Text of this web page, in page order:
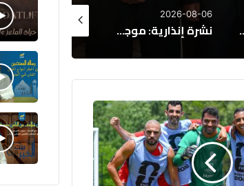
قانون مالية 2027
2026-08-06
نشرة إنذارية: موجة حر تصل إلى 47 درجة وزخات رعدية بعدد من مناطق المملكة
2026-08-06
تقرير “ليغاتوم 2026”: المغرب يتقدم اقتصادياً لكن تحديات التعليم والصحة تعرقل الازدهار